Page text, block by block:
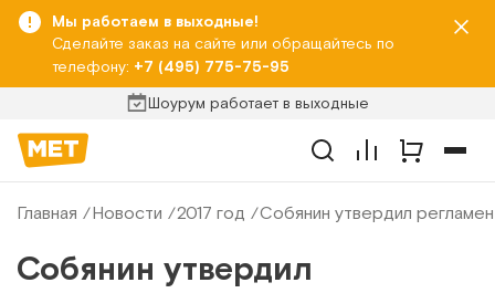
Мы работаем в выходные!
Сделайте заказ на сайте или обращайтесь по
телефону: +7 (495) 775-75-95
Шоурум работает в выходные
Главная Новости 2017 год Собянин утвердил
Собянин утвердил